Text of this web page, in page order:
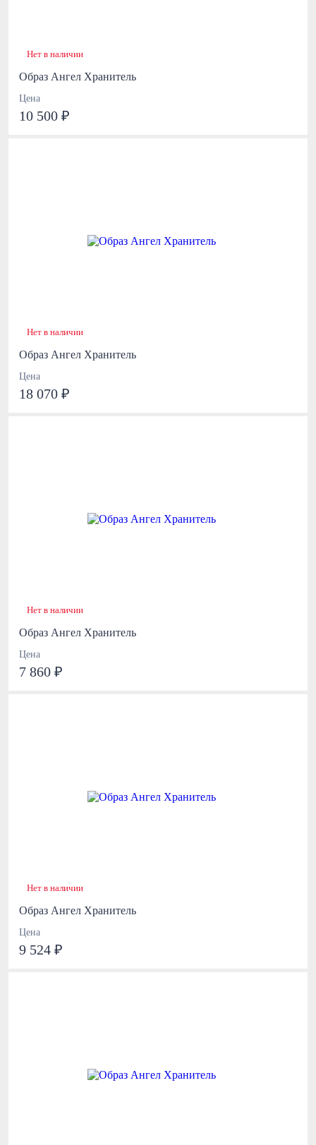
Нет в наличии
Образ Ангел Хранитель
Цена
10 500 ₽
Нет в наличии
Образ Ангел Хранитель
Цена
18 070 ₽
Нет в наличии
Образ Ангел Хранитель
Цена
7 860 ₽
Нет в наличии
Образ Ангел Хранитель
Цена
9 524 ₽